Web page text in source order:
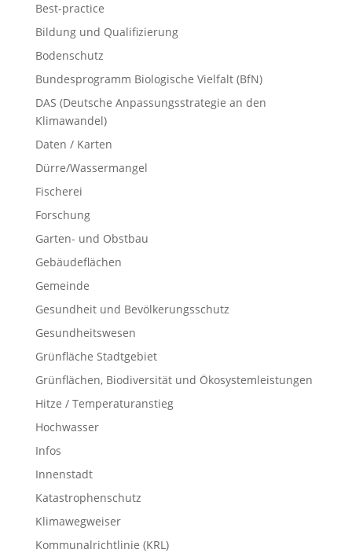
Best-practice
Bildung und Qualifizierung
Bodenschutz
Bundesprogramm Biologische Vielfalt (BfN)
DAS (Deutsche Anpassungsstrategie an den
Klimawandel)
Daten / Karten
Dürre/Wassermangel
Fischerei
Forschung
Garten- und Obstbau
Gebäudeflächen
Gemeinde
Gesundheit und Bevölkerungsschutz
Gesundheitswesen
Grünfläche Stadtgebiet
Grünflächen, Biodiversität und Ökosystemleistungen
Hitze / Temperaturanstieg
Hochwasser
Infos
Innenstadt
Katastrophenschutz
Klimawegweiser
Kommunalrichtlinie (KRL)